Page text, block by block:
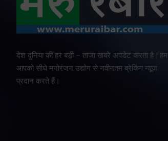
देश दुनिया की हर बड़ी – ताजा खबरे अपडेट करता है | हम
आपको सीधे मनोरंजन उद्योग से नवीनतम ब्रेकिंग न्यूज
प्रदान करते हैं।